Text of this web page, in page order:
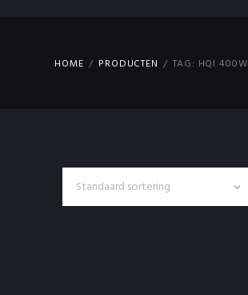
HOME PRODUCTEN TAG: HQI 400W